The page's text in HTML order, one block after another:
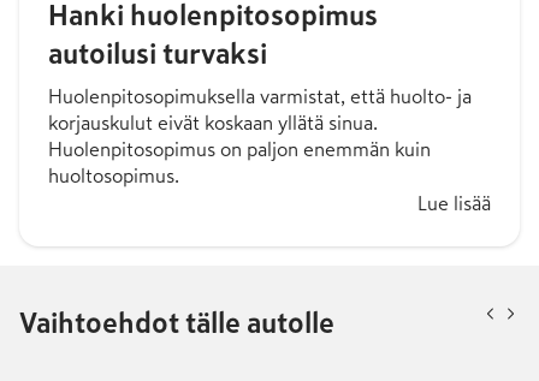
Hanki huolenpitosopimus
autoilusi turvaksi
Huolenpitosopimuksella varmistat, että huolto- ja
korjauskulut eivät koskaan yllätä sinua.
Huolenpitosopimus on paljon enemmän kuin
huoltosopimus.
Lue lisää
Vaihtoehdot tälle autolle